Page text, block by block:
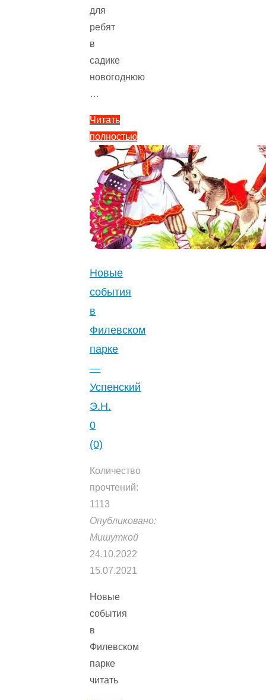
для
ребят
в
садике
новогоднюю
…
Читать
полностью
"Новый
год
с
Чебурашкой
—
Успенский
Э.Н.
Сказка
про
4.4
(54)"
Новые
события
в
Филевском
парке
—
Успенский
Э.Н.
0
(0)
Количество
прочтений:
1113
Опубликовано:
Мишуткой
24.10.2022
15.07.2021
Новые
события
в
Филевском
парке
читать